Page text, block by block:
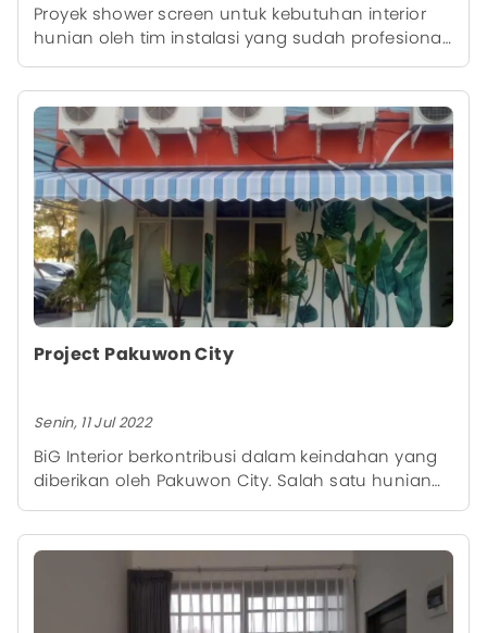
Proyek shower screen untuk kebutuhan interior
hunian oleh tim instalasi yang sudah profesional
dari kami, sehingga memberikan hasil akhir yang
rapi.
Project Pakuwon City
Senin, 11 Jul 2022
BiG Interior berkontribusi dalam keindahan yang
diberikan oleh Pakuwon City. Salah satu hunian
Pakuwon City mempercayakan pemasangan
kanopi untuk diaplikasikan pada beberapa
ruangannya.